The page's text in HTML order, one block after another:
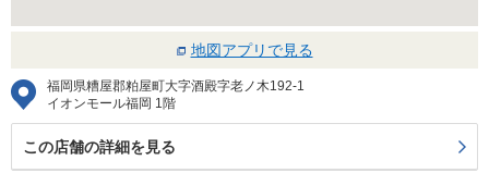
地図アプリで見る
福岡県糟屋郡粕屋町大字酒殿字老ノ木192-1
イオンモール福岡 1階
この店舗の詳細を見る